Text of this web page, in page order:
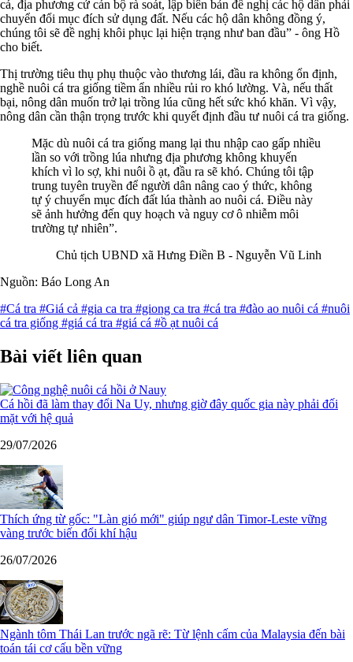
cá, địa phương cử cán bộ rà soát, lập biên bản đề nghị các hộ dân phải
chuyển đổi mục đích sử dụng đất. Nếu các hộ dân không đồng ý,
chúng tôi sẽ đề nghị khôi phục lại hiện trạng như ban đầu” - ông Hồ
cho biết.
Thị trường tiêu thụ phụ thuộc vào thương lái, đầu ra không ổn định,
nghề nuôi cá tra giống tiềm ẩn nhiều rủi ro khó lường. Và, nếu thất
bại, nông dân muốn trở lại trồng lúa cũng hết sức khó khăn. Vì vậy,
nông dân cần thận trọng trước khi quyết định đầu tư nuôi cá tra giống.
Mặc dù nuôi cá tra giống mang lại thu nhập cao gấp nhiều
lần so với trồng lúa nhưng địa phương không khuyến
khích vì lo sợ, khi nuôi ồ ạt, đầu ra sẽ khó. Chúng tôi tập
trung tuyên truyền để người dân nâng cao ý thức, không
tự ý chuyển mục đích đất lúa thành ao nuôi cá. Điều này
sẽ ảnh hưởng đến quy hoạch và nguy cơ ô nhiễm môi
trường tự nhiên”.
Chủ tịch UBND xã Hưng Điền B - Nguyễn Vũ Linh
Nguồn: Báo Long An
#Cá tra #Giá cả #gia ca tra #giong ca tra #cá tra #đào ao nuôi cá #nuôi
cá tra giống #giá cá tra #giá cá #ồ ạt nuôi cá
Bài viết liên quan
Cá hồi đã làm thay đổi Na Uy, nhưng giờ đây quốc gia này phải đối
mặt với hệ quả
29/07/2026
Thích ứng từ gốc: "Làn gió mới" giúp ngư dân Timor-Leste vững
vàng trước biến đổi khí hậu
26/07/2026
Ngành tôm Thái Lan trước ngã rẽ: Từ lệnh cấm của Malaysia đến bài
toán tái cơ cấu bền vững